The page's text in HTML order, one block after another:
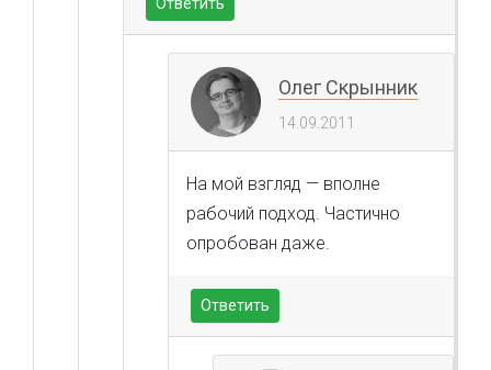
Олег Скрынник
14.09.2011
На мой взгляд — вполне
рабочий подход. Частично
опробован даже.
Ответить